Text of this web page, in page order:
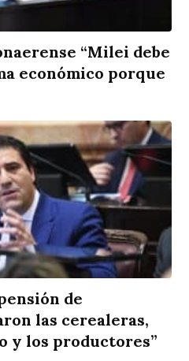
“Milei debe
económico porque
de
las cerealeras,
y los productores”